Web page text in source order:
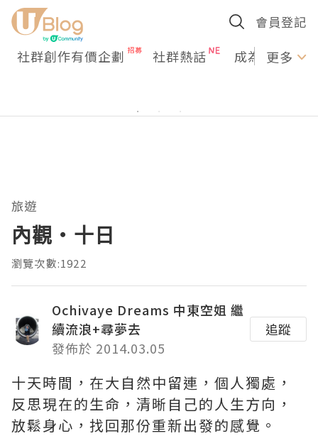
會員登記
社群創作有價企劃 社群熱話 成為U更多
旅遊
內觀‧十日
瀏覽次數:1922
Ochivaye Dreams 中東空姐 繼
續流浪+尋夢去
發佈於 2014.03.05
追蹤
十天時間，在大自然中留連，個人獨處，
反思現在的生命，清晰自己的人生方向，
放鬆身心，找回那份重新出發的感覺。